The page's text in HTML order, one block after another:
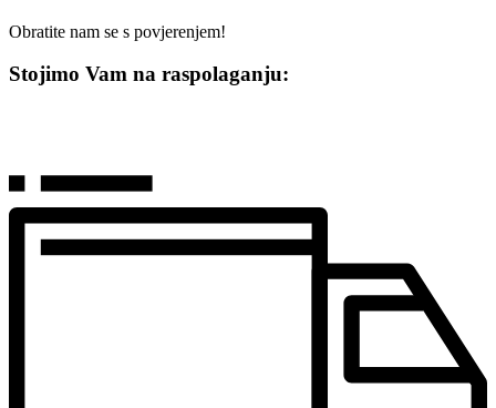
Obratite nam se s povjerenjem!
Stojimo Vam na raspolaganju: